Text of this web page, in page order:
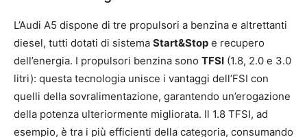
L’Audi A5 dispone di tre propulsori a benzina e altrettanti
diesel, tutti dotati di sistema Start&Stop e recupero
dell’energia. I propulsori benzina sono TFSI (1.8, 2.0 e 3.0
litri): questa tecnologia unisce i vantaggi dell’FSI con
quelli della sovralimentazione, garantendo un’erogazione
della potenza ulteriormente migliorata. Il 1.8 TFSI, ad
esempio, è tra i più efficienti della categoria, consumando